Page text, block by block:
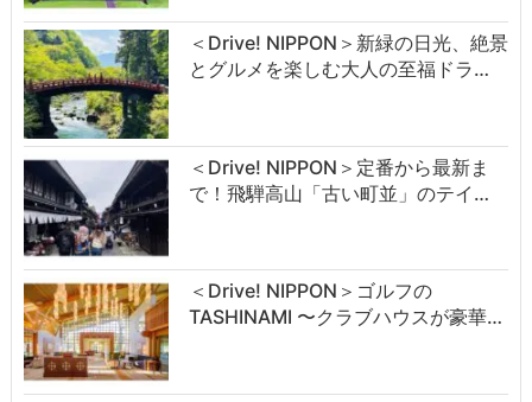
＜Drive! NIPPON＞新緑の日光、絶景
とグルメを楽しむ大人の至福ドラ…
＜Drive! NIPPON＞定番から最新ま
で！飛騨高山「古い町並」のテイ…
＜Drive! NIPPON＞ゴルフの
TASHINAMI 〜クラブハウスが豪華…